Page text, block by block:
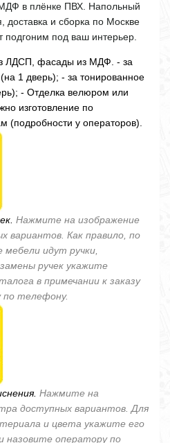
в плёнке ПВХ. Напольный
доставка и сборка по Москве
подгоним под ваш интерьер.
ЛДСП, фасады из МДФ. - за
1 дверь); - за тонированное
- Отделка велюром или
изготовление по
(подробности у операторов).
Нажмите на изображение
вариантов. Как правило, по
мебели идут ручки,
ручек укажите
в примечании к заказу
по телефону.
Нажмите на
доступных вариантов. Для
и цвета укажите его
назовите оператору по